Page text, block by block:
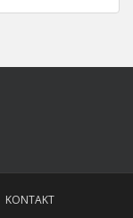
KONTAKT